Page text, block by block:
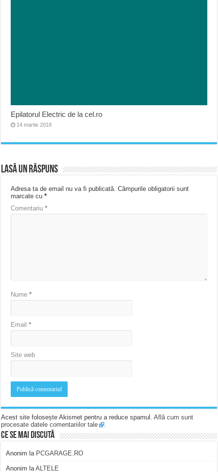
Epilatorul Electric de la cel.ro
14 martie 2018
Lasă un răspuns
Adresa ta de email nu va fi publicată. Câmpurile obligatorii sunt
marcate cu*
Comentariu*
Nume*
Email*
Site web
Acest site folosește Akismet pentru a reduce spamul.Află cum sunt
procesate datele comentariilor tale
Ce se mai discută
Anonim la PCGARAGE.RO
Anonim laALTELE